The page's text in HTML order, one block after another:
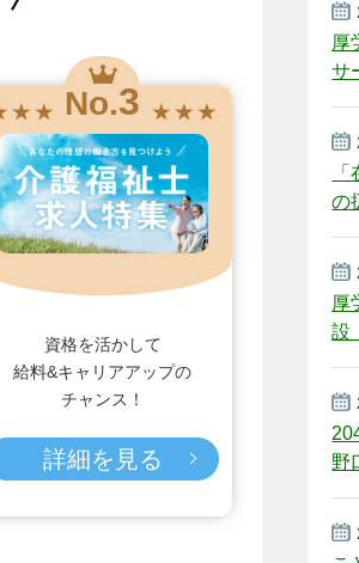
★ ★ No.3 ★ ★ ★
資格を活かして
給料&キャリアアップの
チャンス！
詳細を見る
厚
サ
の
厚
設
野